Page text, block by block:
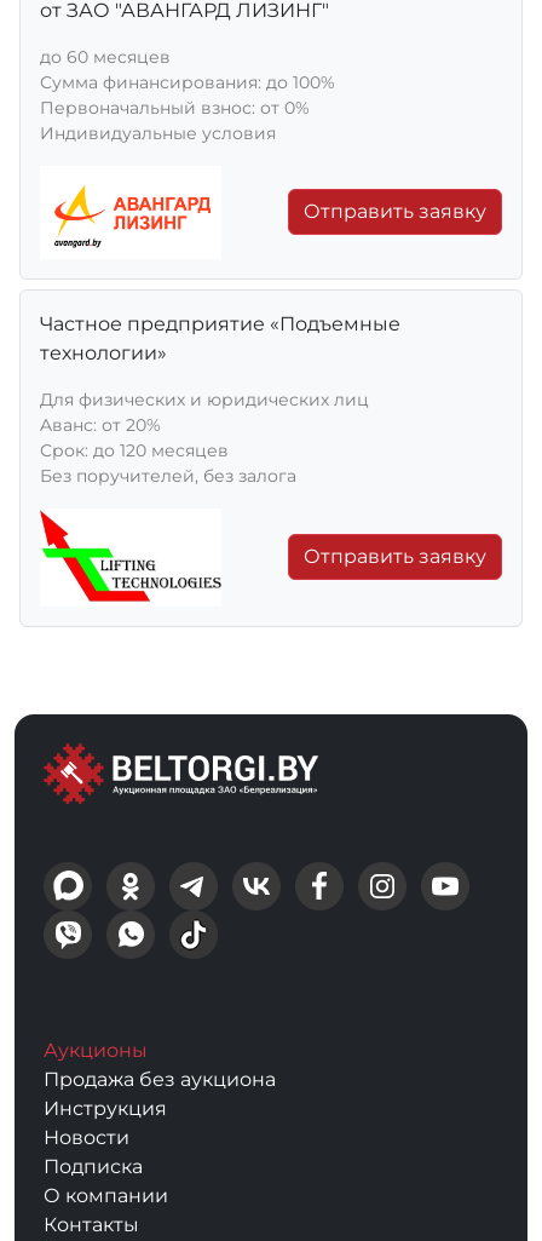
от ЗАО "АВАНГАРД ЛИЗИНГ"
до 60 месяцев
Сумма финансирования: до 100%
Первоначальный взнос: от 0%
Индивидуальные условия
Отправить заявку
Частное предприятие «Подъемные
технологии»
Для физических и юридических лиц
Aванс: от 20%
Срок: до 120 месяцев
Без поручителей, без залога
Отправить заявку
Аукционы
Продажа без аукциона
Инструкция
Новости
Подписка
О компании
Контакты